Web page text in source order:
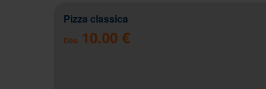
Pizza classica
Dès 10.00 €